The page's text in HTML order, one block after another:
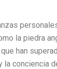
la piedra
han
conciencia